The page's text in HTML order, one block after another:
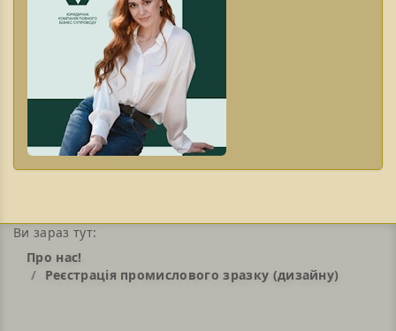
Ви зараз тут:
Про нас!
Реєстрація промислового зразку (дизайну)